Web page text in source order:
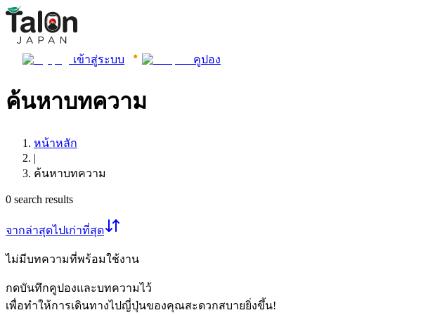
เข้าสู่ระบบ คูปอง
ค้นหาบทความ
หน้าหลัก
|
ค้นหาบทความ
0 search results
จากล่าสุดไปเก่าที่สุด
ไม่มีบทความที่พร้อมใช้งาน
กดบันทึกคูปองและบทความไว้
เพื่อทำให้การเดินทางไปญี่ปุ่นของคุณสะดวกสบายยิ่งขึ้น!